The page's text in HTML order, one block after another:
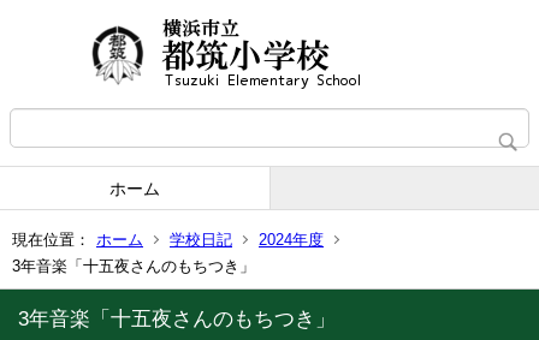
ホーム
現在位置： ホーム 学校日記
2024年度
3年音楽「十五夜さんのもちつき」
3年音楽「十五夜さんのもちつき」